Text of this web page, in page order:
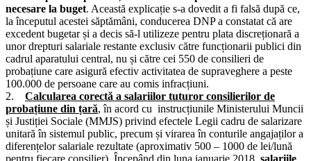
necesare la buget. Această explicație s-a dovedit a fi falsă după ce,
la începutul acestei săptămâni, conducerea DNP a constatat că are
excedent bugetar și a decis să-l utilizeze pentru plata discreționară a
unor drepturi salariale restante exclusiv către funcționarii publici din
cadrul aparatului central, nu și către cei 550 de consilieri de
probațiune care asigură efectiv activitatea de supraveghere a peste
100.000 de persoane care au comis infracțiuni.
2. Calcularea corectă a salariilor tuturor consilierilor de
probațiune din țară, în acord cu instrucțiunile Ministerului Muncii
și Justiției Sociale (MMJS) privind efectele Legii cadru de salarizare
unitară în sistemul public, precum și virarea în conturile angajaților a
diferențelor salariale rezultate (aproximativ 500 – 1000 de lei/lună
pentru fiecare consilier). Începând din luna ianuarie 2018, salariile